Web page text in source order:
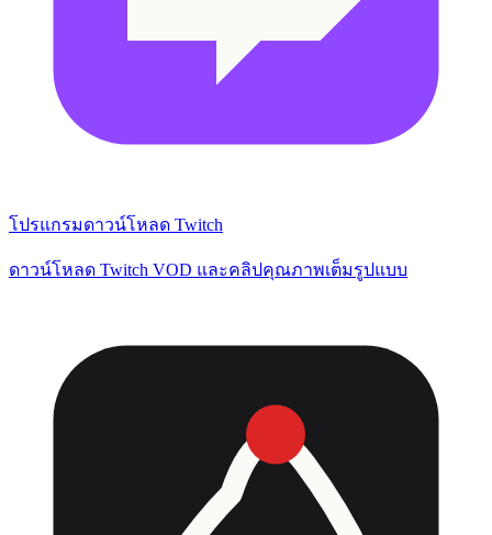
โปรแกรมดาวน์โหลด Twitch
ดาวน์โหลด Twitch VOD และคลิปคุณภาพเต็มรูปแบบ